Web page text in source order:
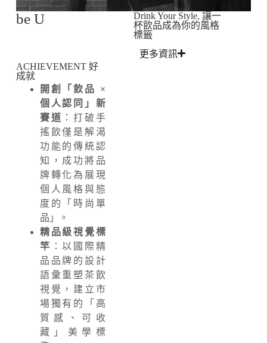
be U
ACHIEVEMENT 好
成就
開創「飲品 ×
個人認同」新
賽道 ：打破手
搖飲僅是解渴
功能的傳統認
知， 成功將品
牌轉化為展現
個人風格與態
度的「時尚單
品」。
精品級視覺標
竿 ：以國際精
品品牌的設計
語彙重塑茶飲
視覺， 建立市
場獨有的「高
質感、 可收
藏」美學標
Drink Your Style, 讓一
杯飲品成為你的風格
標籤
更多資訊